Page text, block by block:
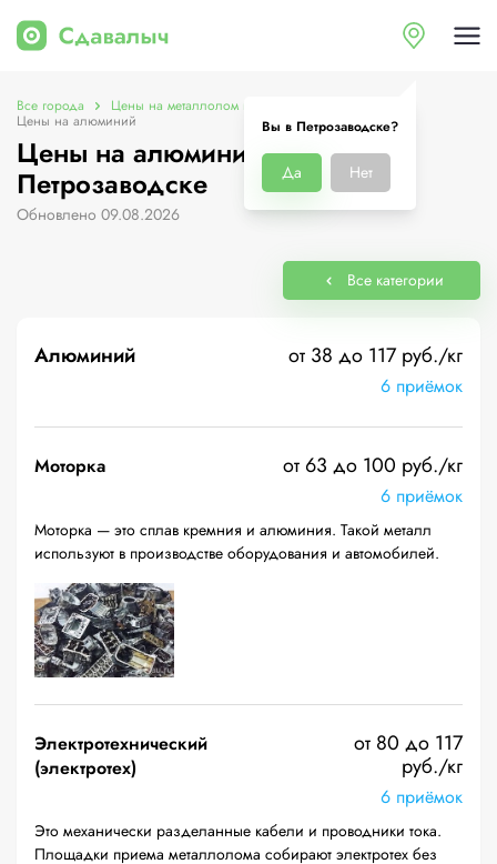
Вы в Петрозаводске?
Да Нет
Все города Цены на металлолом в Петрозаводске
Цены на алюминий
Цены на алюминий в
Петрозаводске
Обновлено 09.08.2026
Все категории
Алюминий от 38 до 117 руб./кг
6 приёмок
Моторка от 63 до 100 руб./кг
6 приёмок
Моторка — это сплав кремния и алюминия. Такой металл
используют в производстве оборудования и автомобилей.
Электротехнический
(электротех)
от 80 до 117
руб./кг
6 приёмок
Это механически разделанные кабели и проводники тока.
Площадки приема металлолома собирают электротех без